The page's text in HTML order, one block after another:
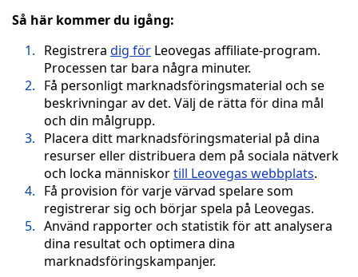
Så här kommer du igång:
Registrera dig för Leovegas affiliate-program.
Processen tar bara några minuter.
Få personligt marknadsföringsmaterial och se
beskrivningar av det. Välj de rätta för dina mål
och din målgrupp.
Placera ditt marknadsföringsmaterial på dina
resurser eller distribuera dem på sociala nätverk
och locka människortill Leovegas webbplats.
Få provision för varje värvad spelare som
registrerar sig och börjar spela på Leovegas.
Använd rapporter och statistik för att analysera
dina resultat och optimera dina
marknadsföringskampanjer.